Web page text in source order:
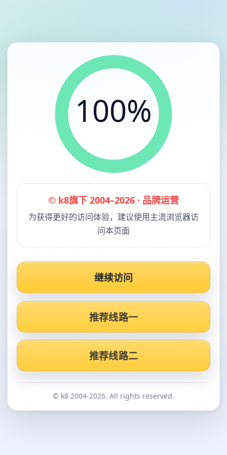
100%
© k8旗下 2004–2026 · 品牌运营
为获得更好的访问体验，建议使用主流浏览器访
问本页面
继续访问
推荐线路一
推荐线路二
© k8 2004-2026. All rights reserved.